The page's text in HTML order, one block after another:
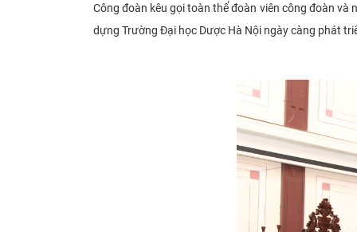
Công đoàn kêu gọi toàn thể đoàn viên công đoàn
dựng Trường Đại học Dược Hà Nội ngày càng phát